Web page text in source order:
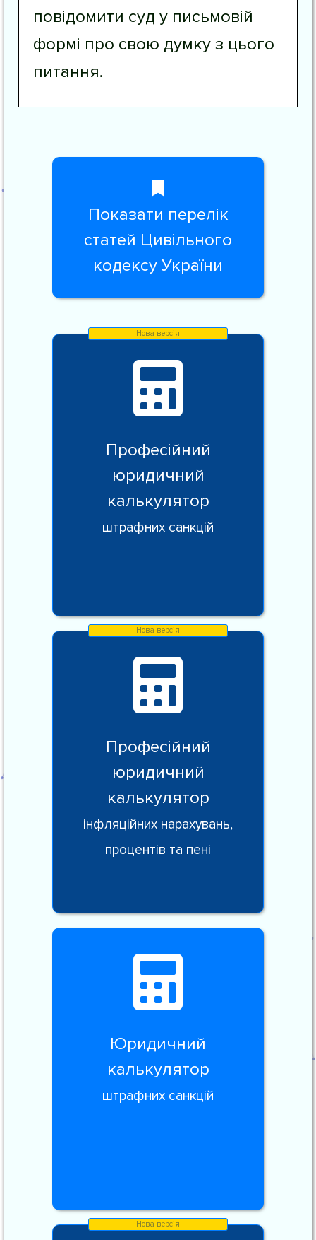
повідомити суд у письмовій
формі про свою думку з цього
питання.
Показати перелік
статей Цивільного
кодексу України
Професійний
юридичний
калькулятор
штрафних санкцій
Професійний
юридичний
калькулятор
інфляційних нарахувань,
процентів та пені
Юридичний
калькулятор
штрафних санкцій